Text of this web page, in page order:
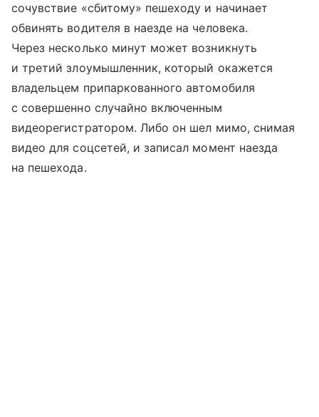
сочувствие «сбитому» пешеходу и начинает
обвинять водителя в наезде на человека.
Через несколько минут может возникнуть
и третий злоумышленник, который окажется
владельцем припаркованного автомобиля
с совершенно случайно включенным
видеорегистратором. Либо он шел мимо, снимая
видео для соцсетей, и записал момент наезда
на пешехода.